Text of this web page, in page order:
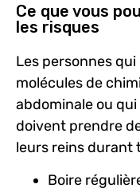
Ce que vous
les risques
Les personnes
molécules de
abdominale ou qui
doivent prendre
leurs reins durant
Boire